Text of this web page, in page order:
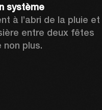
système
à l’abri de la pluie et
entre deux fêtes
non plus.